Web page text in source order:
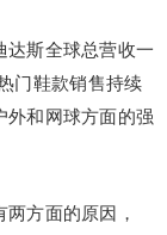
达斯全球总营收一
门鞋款销售持续
外和网球方面的强
方面的原因，